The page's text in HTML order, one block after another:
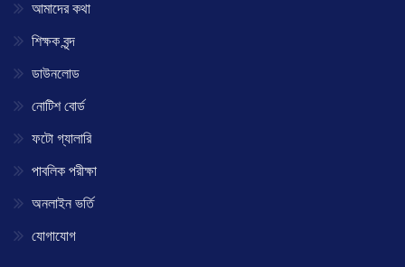
আমাদের কথা
শিক্ষক বৃন্দ
ডাউনলোড
নোটিশ বোর্ড
ফটো গ্যালারি
পাবলিক পরীক্ষা
অনলাইন ভর্তি
যোগাযোগ